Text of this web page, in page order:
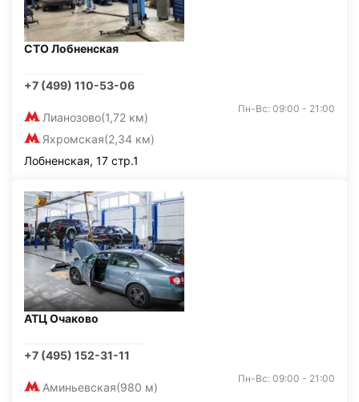
СТО Лобненская
+7 (499) 110-53-06
Лианозово(1,72 км)
Яхромская(2,34 км)
Пн-Вс: 09:00 - 21:00
Лобненская, 17 стр.1
АТЦ Очаково
+7 (495) 152-31-11
Аминьевская(980 м)
Пн-Вс: 09:00 - 21:00